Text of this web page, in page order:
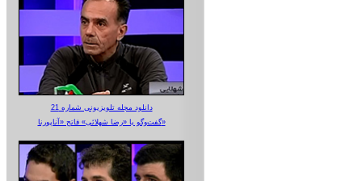
دانلود مجله تلویزیونی شماره 21
گفت‌وگو با «رضا شهلائی» فاتح «آناپورنا»